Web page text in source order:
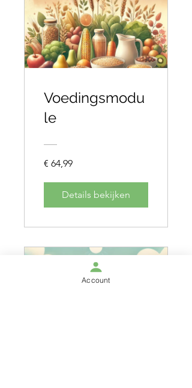
Voedingsmodu
le
€ 64,99
Details bekijken
Account